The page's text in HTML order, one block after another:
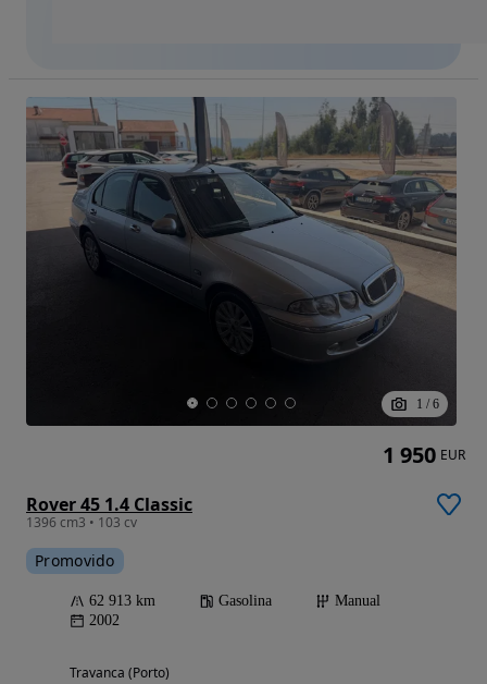
1 / 6
Rover 45 1.4 Classic
1396 cm3 • 103 cv
Promovido
62 913 km Gasolina
Manual
2002
Travanca (Porto)
1 950 EUR